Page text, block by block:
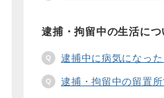
逮捕・拘留中の生活につ
逮捕中に病気になったらどうなる？留置所
逮捕・拘留中の留置所での生活は。何時に起